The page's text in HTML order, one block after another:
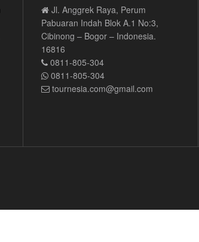
Jl. Anggrek Raya, Perum
Pabuaran Indah Blok A.1 No:3,
Cibinong – Bogor – Indonesia.
16816
0811-805-304
0811-805-304
tournesia.com@gmail.com